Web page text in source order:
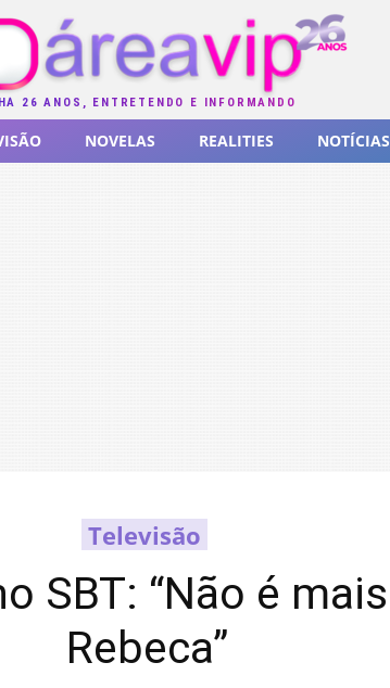
HÁ 26 ANOS, ENTRETENDO E INFORMANDO
NOVELAS REALITIES NOTÍCIAS
Televisão
SBT: “Não é
Rebeca”